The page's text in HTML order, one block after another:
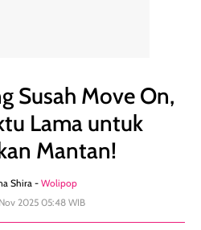
Susah Move On,
Lama untuk
Mantan!
Shira - Wolipop
2025 05:48 WIB